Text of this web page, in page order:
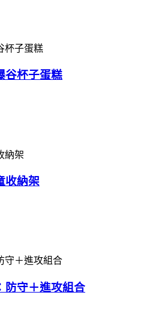
谷杯子蛋糕
收納架
防守＋進攻組合